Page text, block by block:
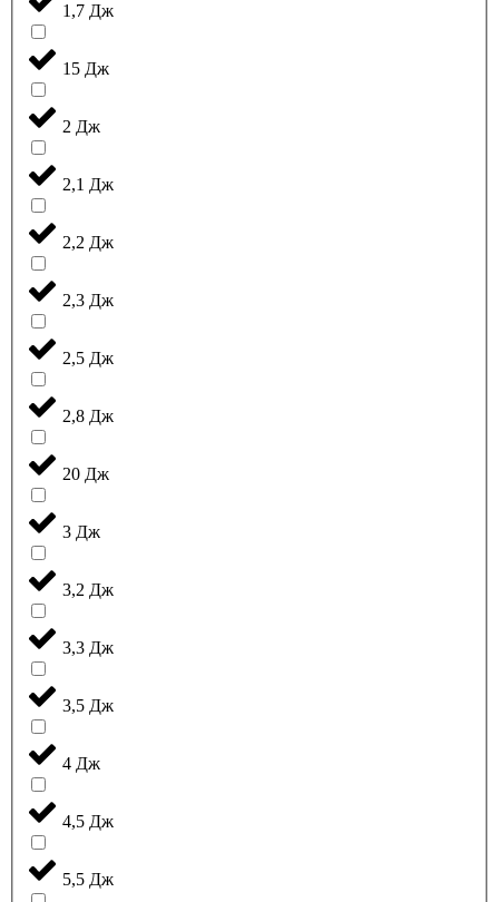
1,7 Дж
15 Дж
2 Дж
2,1 Дж
2,2 Дж
2,3 Дж
2,5 Дж
2,8 Дж
20 Дж
3 Дж
3,2 Дж
3,3 Дж
3,5 Дж
4 Дж
4,5 Дж
5,5 Дж